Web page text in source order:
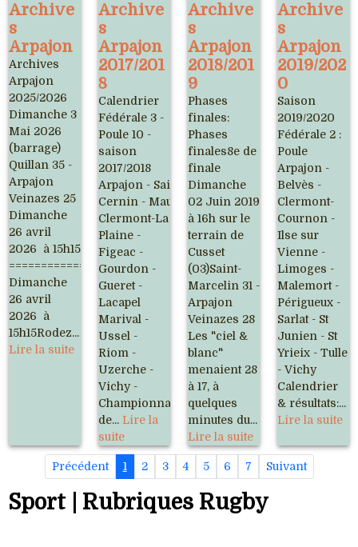
Archive
s
Arpajon
Archives
Arpajon
2025/2026
Dimanche 3
Mai 2026
(barrage)
Quillan 35 -
Arpajon
Veinazes 25
Dimanche
26 avril
2026 à 15h15
=========================================
Dimanche
26 avril
2026 à
15h15Rodez...
Lire la suite
Archive
s
Arpajon
2017/201
8
Calendrier
Fédérale 3 -
Poule 10 -
saison
2017/2018
Arpajon - Saint-
Cernin - Mauriac -
Clermont-La
Plaine -
Figeac -
Gourdon -
Gueret -
Lacapel
Marival -
Ussel -
Riom -
Uzerche -
Vichy -
Championnat
de... Lire la
suite
Archive
s
Arpajon
2018/201
9
Phases
finales:
Phases
finales8e de
finale
Dimanche
02 Juin 2019
à 16h sur le
terrain de
Cusset
(03)Saint-
Marcelin 31 -
Arpajon
Veinazes 28
Les "ciel &
blanc"
menaient 28
à 17, à
quelques
minutes du...
Lire la suite
Archive
s
Arpajon
2019/202
0
Saison
2019/2020
Fédérale 2 :
Poule
Arpajon -
Belvès -
Clermont-
Cournon -
Ilse sur
Vienne -
Limoges -
Malemort -
Périgueux -
Sarlat - St
Junien - St
Yrieix - Tulle
- Vichy
Calendrier
& résultats:...
Lire la suite
Précédent 1 2 3 4 5 6 7 Suivant
Sport | Rubriques Rugby